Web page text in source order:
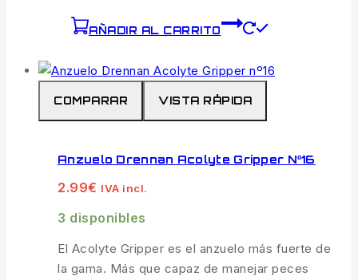
AÑADIR AL CARRITO
COMPARAR VISTA RÁPIDA
Anzuelo Drennan Acolyte Gripper Nº16
2.99€ IVA incl.
3 disponibles
El Acolyte Gripper es el anzuelo más fuerte de
la gama. Más que capaz de manejar peces